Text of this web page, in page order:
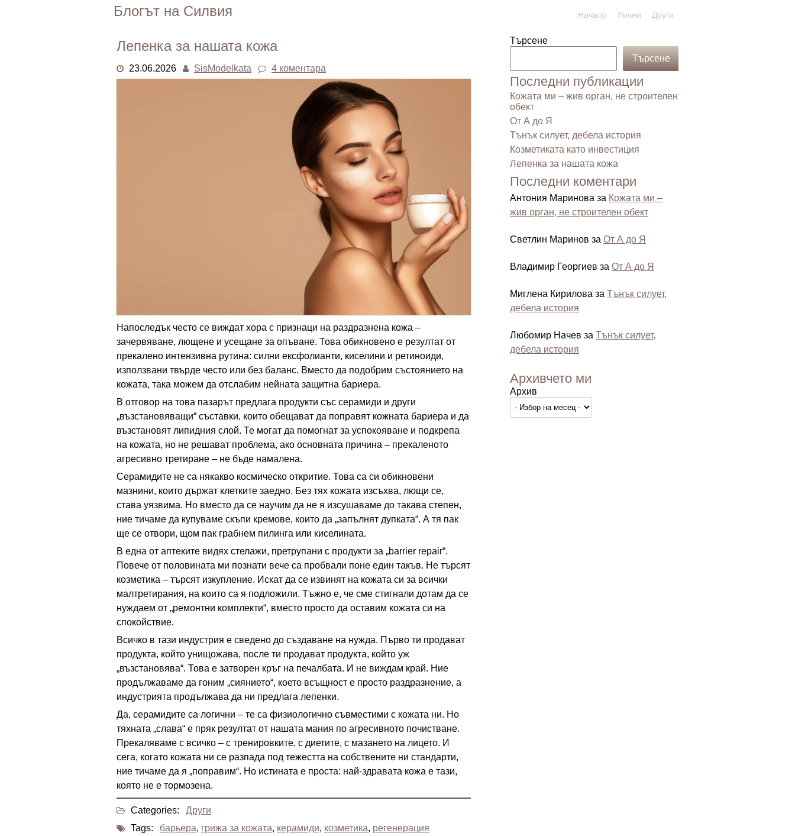
Блогът на Силвия Начало Лични Други
Лепенка за нашата кожа
23.06.2026 SisModelkata 4 коментара
Напоследък често се виждат хора с признаци на раздразнена кожа –
зачервяване, лющене и усещане за опъване. Това обикновено е резултат от
прекалено интензивна рутина: силни ексфолианти, киселини и ретиноиди,
използвани твърде често или без баланс. Вместо да подобрим състоянието на
кожата, така можем да отслабим нейната защитна бариера.
В отговор на това пазарът предлага продукти със серамиди и други
„възстановяващи“ съставки, които обещават да поправят кожната бариера и да
възстановят липидния слой. Те могат да помогнат за успокояване и подкрепа
на кожата, но не решават проблема, ако основната причина – прекаленото
агресивно третиране – не бъде намалена.
Серамидите не са някакво космическо откритие. Това са си обикновени
мазнини, които държат клетките заедно. Без тях кожата изсъхва, лющи се,
става уязвима. Но вместо да се научим да не я изсушаваме до такава степен,
ние тичаме да купуваме скъпи кремове, които да „запълнят дупката“. А тя пак
ще се отвори, щом пак грабнем пилинга или киселината.
В една от аптеките видях стелажи, претрупани с продукти за „barrier repair“.
Повече от половината ми познати вече са пробвали поне един такъв. Не търсят
козметика – търсят изкупление. Искат да се извинят на кожата си за всички
малтретирания, на които са я подложили. Тъжно е, че сме стигнали дотам да се
нуждаем от „ремонтни комплекти“, вместо просто да оставим кожата си на
спокойствие.
Всичко в тази индустрия е сведено до създаване на нужда. Първо ти продават
продукта, който унищожава, после ти продават продукта, който уж
„възстановява“. Това е затворен кръг на печалбата. И не виждам край. Ние
продължаваме да гоним „сиянието“, което всъщност е просто раздразнение, а
индустрията продължава да ни предлага лепенки.
Да, серамидите са логични – те са физиологично съвместими с кожата ни. Но
тяхната „слава“ е пряк резултат от нашата мания по агресивното почистване.
Прекаляваме с всичко – с тренировките, с диетите, с мазането на лицето. И
сега, когато кожата ни се разпада под тежестта на собствените ни стандарти,
ние тичаме да я „поправим“. Но истината е проста: най-здравата кожа е тази,
която не е тормозена.
Categories:
Други
Tags:
барьера, грижа за кожата, керамиди, козметика, регенерация
Търсене
Търсене
Последни публикации
Кожата ми – жив орган, не строителен
обект
От А до Я
Тънък силует, дебела история
Козметиката като инвестиция
Лепенка за нашата кожа
Последни коментари
Антония Маринова за Кожата ми –
жив орган, не строителен обект
Светлин Маринов за От А до Я
Владимир Георгиев за От А до Я
Миглена Кирилова за Тънък силует,
дебела история
Любомир Начев за Тънък силует,
дебела история
Архивчето ми
Архив